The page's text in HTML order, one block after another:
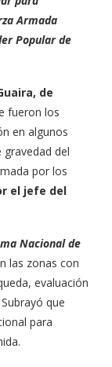
Armada
Popular de
de
fueron los
en algunos
del
por los
el jefe del
Nacional de
las zonas con
evaluación
que
para